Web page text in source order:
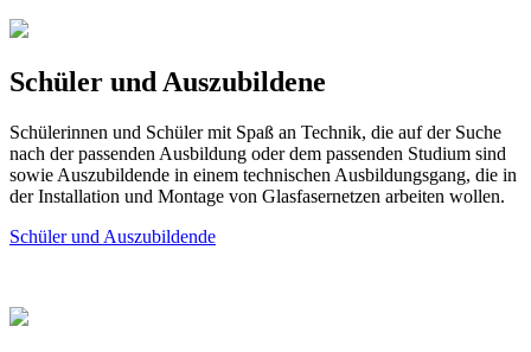
Schüler und Auszubildene
Schülerinnen und Schüler mit Spaß an Technik, die auf der Suche
nach der passenden Ausbildung oder dem passenden Studium sind
sowie Auszubildende in einem technischen Ausbildungsgang, die in
der Installation und Montage von Glasfasernetzen arbeiten wollen.
Schüler und Auszubildende